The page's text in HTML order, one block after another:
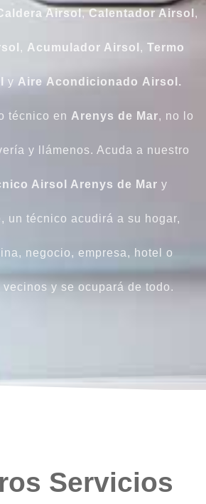
Airsol ,Calentador Airsol ,
, Acumulador Airsol , Termo
y Aire Acondicionado Airsol.
técnico en Arenys de Mar, no lo
y llámenos. Acuda a nuestro
Airsol Arenys de Mar y
un técnico acudirá a su hogar,
negocio, empresa, hotel o
y se ocupará de todo.
Servicios